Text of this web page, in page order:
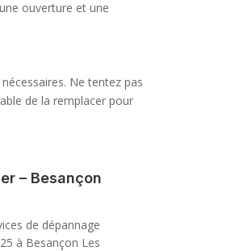
ouverture et une
Ne tentez pas
de la remplacer pour
– Besançon
de dépannage
à Besançon Les